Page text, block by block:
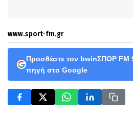
www.sport-fm.gr
Προσθέστε τον bwinΣΠΟΡ FM
πηγή στο Google